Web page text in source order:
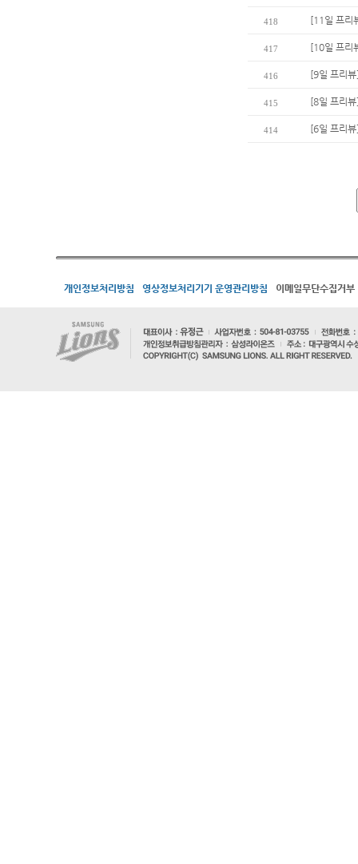
418 [11일 프리
417 [10일 프리
416 [9일 프리
415 [8일 프리
414 [6일 프리
개인정보처리방침 영상정보처리기기 운영관리방침 이메일무단수집거부